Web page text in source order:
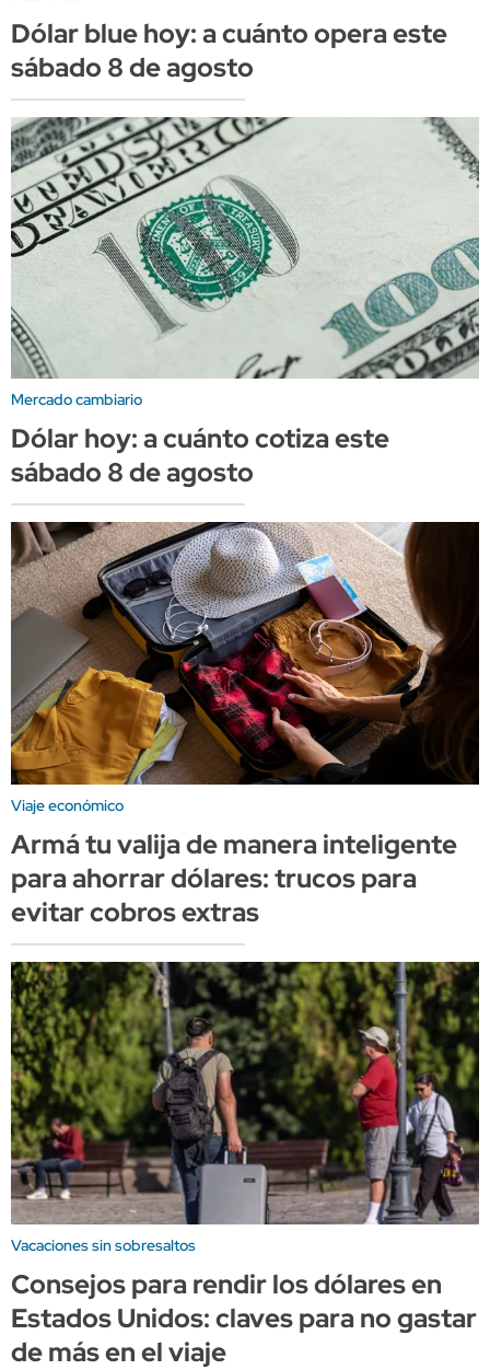
Dólar blue hoy: a cuánto opera este
sábado 8 de agosto
Mercado cambiario
Dólar hoy: a cuánto cotiza este
sábado 8 de agosto
Viaje económico
Armá tu valija de manera inteligente
para ahorrar dólares: trucos para
evitar cobros extras
Vacaciones sin sobresaltos
Consejos para rendir los dólares en
Estados Unidos: claves para no gastar
de más en el viaje